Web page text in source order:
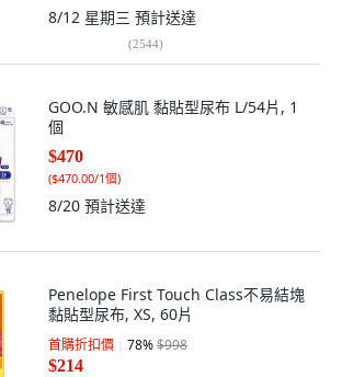
8/12 星期三 預計送達
(2544)
GOO.N 敏感肌 黏貼型尿布 L/54片, 1
個
$470
($470.00/1個)
8/20 預計送達
Penelope First Touch Class不易結塊
黏貼型尿布, XS, 60片
首購折扣價 78%$998
$214